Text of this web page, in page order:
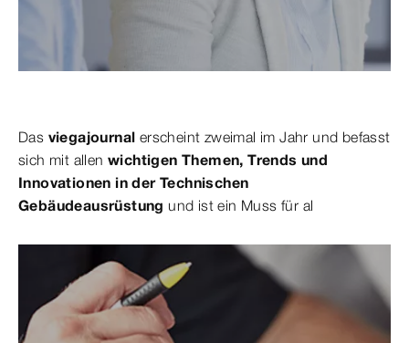
Das viegajournal erscheint zweimal im Jahr und befasst
sich mit allenwichtigen Themen, Trends und
Innovationen in der Technischen
Gebäudeausrüstung und ist ein Muss für al